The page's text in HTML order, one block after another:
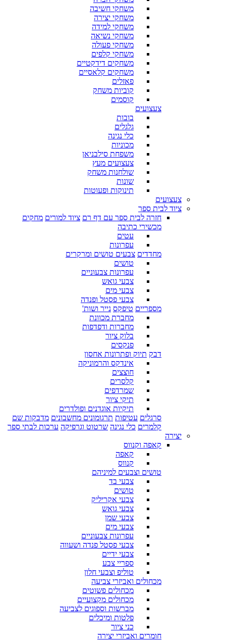
משחקי חשיבה
משחקי יצירה
משחקי למידה
משחקי נשיאה
משחקי פעולה
משחקי קלפים
משחקים דידקטיים
משחקים קלאסיים
פאזלים
קוביות משחק
קוסמים
צעצועים
בובות
גלגלים
כלי נגינה
מכוניות
משפחת סילבניאן
צעצועים מעץ
שולחנות משחק
שונות
תינוקות ופעוטות
צעצועים
ציוד לבית ספר
חזרה לבית ספר עם דף רם ציוד למורים מחקים
מכשירי כתיבה
עטים
עפרונות
מחדדים צבעים טושים ומרקרים
טושים
עפרונות צבעוניים
צבעי גואש
צבעי מים
צבעי פסטל ופנדה
מספריים טיפקס נייר ושות'
מחברת מכוונת
מחברות ודפדפות
בלוק ציור
פנקסים
דבק תיוק ופתרונות אחסון
אינדקס והרמוניקה
חוצצים
קלסרים
שמרדפים
תיקי ציור
תיקיות אוגדנים ופולדרים
סרגלים עטיפות תרגומונים מחשבונים מדבקות שם
קלמרים כלי נגינה שרטוט וגרפיקה ערכות לבתי ספר
יצירה
קאפה וקנווס
קאפה
קנווס
טושים וצבעים למיניהם
צבעי בד
טושים
צבעי אקריליק
צבעי גואש
צבעי שמן
צבעי מים
עפרונות צבעוניים
צבעי פסטל פנדה ושעווה
צבעי ידיים
ספריי צבע
טוליפ וצבעי חלון
מכחולים ואביזרי צביעה
מכחולים פשוטים
מכחולים מקצועיים
מברשות וספוגים לצביעה
פלטות ומיכלים
כני ציור
חומרים ואביזרי יצירה